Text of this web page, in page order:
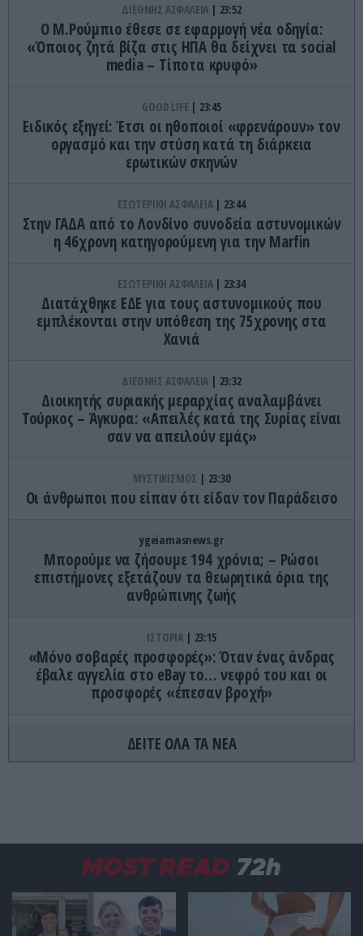
ΔΙΕΘΝΗΣ ΑΣΦΑΛΕΙΑ 23:52
Ο Μ.Ρούμπιο έθεσε σε εφαρμογή νέα οδηγία:
«Όποιος ζητά βίζα στις ΗΠΑ θα δείχνει τα social
media – Τίποτα κρυφό»
GOOD LIFE 23:45
Ειδικός εξηγεί: Έτσι οι ηθοποιοί «φρενάρουν» τον
οργασμό και την στύση κατά τη διάρκεια
ερωτικών σκηνών
ΕΣΩΤΕΡΙΚΗ ΑΣΦΑΛΕΙΑ 23:44
Στην ΓΑΔΑ από το Λονδίνο συνοδεία αστυνομικών
η 46χρονη κατηγορούμενη για την Marfin
ΕΣΩΤΕΡΙΚΗ ΑΣΦΑΛΕΙΑ 23:34
Διατάχθηκε ΕΔΕ για τους αστυνομικούς που
εμπλέκονται στην υπόθεση της 75χρονης στα
Χανιά
ΔΙΕΘΝΗΣ ΑΣΦΑΛΕΙΑ 23:32
Διοικητής συριακής μεραρχίας αναλαμβάνει
Τούρκος – Άγκυρα: «Απειλές κατά της Συρίας είναι
σαν να απειλούν εμάς»
ΜΥΣΤΙΚΙΣΜΟΣ 23:30
Οι άνθρωποι που είπαν ότι είδαν τον Παράδεισο
ygeiamasnews.gr
Μπορούμε να ζήσουμε 194 χρόνια; – Ρώσοι
επιστήμονες εξετάζουν τα θεωρητικά όρια της
ανθρώπινης ζωής
ΙΣΤΟΡΙΑ 23:15
«Μόνο σοβαρές προσφορές»: Όταν ένας άνδρας
έβαλε αγγελία στο eBay το… νεφρό του και οι
προσφορές «έπεσαν βροχή»
ΚΟΣΜΟΣ 23:11
Τα 600 στρέμματα κληρονομιάς πίσω από το
ΕΝΟΠΛΕΣ ΣΥΓΚΡΟΥΣΕΙΣ 23:03
Στο Βελιγράδι ο Β.Ζελένσκι: «Πρέπει να
αποσπάσουμε τους Σέρβους από το στρατόπεδο
ΔΕΙΤΕ ΟΛΑ ΤΑ ΝΕΑ
MOST READ 72h